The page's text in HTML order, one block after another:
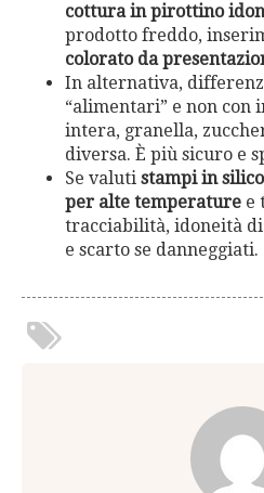
cottura in pirottino
prodotto freddo,
colorato da
In alternativa,
“alimentari” e non con
intera, granella,
diversa. È più sicuro e
Se valuti stampi in
per alte temperature e
tracciabilità, idoneità
e scarto se danneggiati.